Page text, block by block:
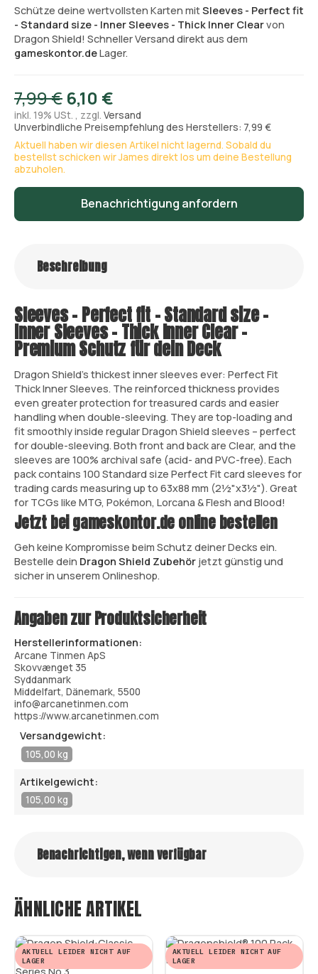
Schütze deine wertvollsten Karten mitSleeves - Perfect fit
- Standard size - Inner Sleeves - Thick Inner Clearvon
Dragon Shield! Schneller Versand direkt aus dem
gameskontor.deLager.
7,99 € 6,10 €
inkl. 19% USt. , zzgl. Versand
Unverbindliche Preisempfehlung des Herstellers: 7,99 €
Aktuell haben wir diesen Artikel nicht lagernd. Sobald du
bestellst schicken wir James direkt los um deine Bestellung
abzuholen.
Benachrichtigung anfordern
Beschreibung
Sleeves - Perfect fit - Standard size -
Inner Sleeves - Thick Inner Clear –
Premium Schutz für dein Deck
Dragon Shield’s thickest inner sleeves ever: Perfect Fit
Thick Inner Sleeves. The reinforced thickness provides
even greater protection for treasured cards and easier
handling when double-sleeving. They are top-loading and
fit smoothly inside regular Dragon Shield sleeves – perfect
for double-sleeving. Both front and back are Clear, and the
sleeves are 100% archival safe (acid- and PVC-free). Each
pack contains 100 Standard size Perfect Fit card sleeves for
trading cards measuring up to 63x88 mm (2½"x3½"). Great
for TCGs like MTG, Pokémon, Lorcana & Flesh and Blood!
Jetzt bei gameskontor.de online bestellen
Geh keine Kompromisse beim Schutz deiner Decks ein.
Bestelle dein Dragon Shield Zubehör jetzt günstig und
sicher in unserem Onlineshop.
Angaben zur Produktsicherheit
Herstellerinformationen:
Arcane Tinmen ApS
Skovvænget 35
Syddanmark
Middelfart, Dänemark, 5500
info@arcanetinmen.com
https://www.arcanetinmen.com
Versandgewicht:
105,00 kg
Artikelgewicht:
105,00 kg
Benachrichtigen, wenn verfügbar
ÄHNLICHE ARTIKEL
AKTUELL LEIDER NICHT AUF
LAGER
AKTUELL LEIDER NICHT AUF
LAGER